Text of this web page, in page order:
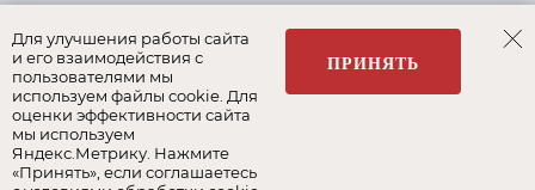
Политика конфиденциальности
Создание сайта,интернет-маркетинг
Для улучшения работы сайта
и его взаимодействия с
пользователями мы
используем файлы cookie. Для
оценки эффективности сайта
мы используем
Яндекс.Метрику. Нажмите
«Принять», если соглашаетесь
ПРИНЯТЬ